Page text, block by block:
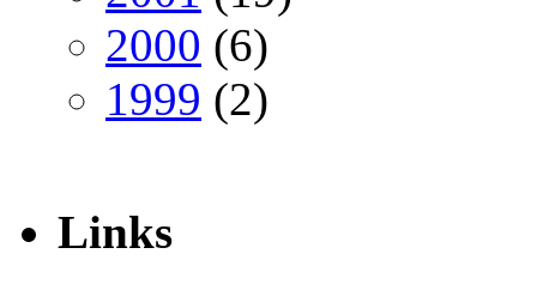
2000 (6)
1999 (2)
Links